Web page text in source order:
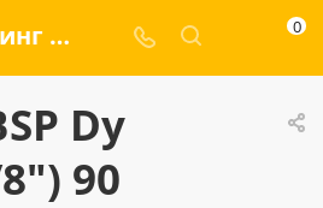
Купить Фитинг BSP Dу -10мм (3/8") 90 компакт — ООО «ГИДРАМАКС» 0
Dу
90